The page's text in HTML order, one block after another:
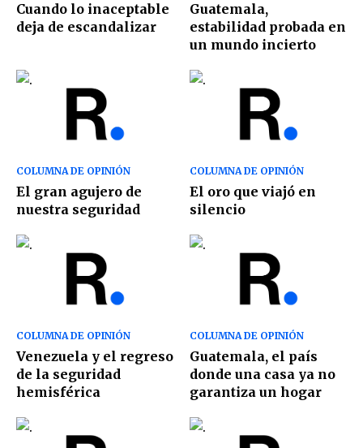
Cuando lo inaceptable
deja de escandalizar
Guatemala,
estabilidad probada en
un mundo incierto
COLUMNA DE OPINIÓN
El gran agujero de
nuestra seguridad
COLUMNA DE OPINIÓN
El oro que viajó en
silencio
COLUMNA DE OPINIÓN
Venezuela y el regreso
de la seguridad
hemisférica
COLUMNA DE OPINIÓN
Guatemala, el país
donde una casa ya no
garantiza un hogar